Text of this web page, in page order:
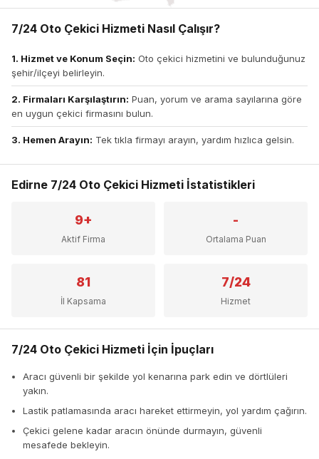
7/24 Oto Çekici Hizmeti Nasıl Çalışır?
1. Hizmet ve Konum Seçin: Oto çekici hizmetini ve bulunduğunuz
şehir/ilçeyi belirleyin.
2. Firmaları Karşılaştırın: Puan, yorum ve arama sayılarına göre
en uygun çekici firmasını bulun.
3. Hemen Arayın: Tek tıkla firmayı arayın, yardım hızlıca gelsin.
Edirne 7/24 Oto Çekici Hizmeti İstatistikleri
9+
Aktif Firma
-
Ortalama Puan
81
İl Kapsama
7/24
Hizmet
7/24 Oto Çekici Hizmeti İçin İpuçları
Aracı güvenli bir şekilde yol kenarına park edin ve dörtlüleri
yakın.
Lastik patlamasında aracı hareket ettirmeyin, yol yardım çağırın.
Çekici gelene kadar aracın önünde durmayın, güvenli
mesafede bekleyin.